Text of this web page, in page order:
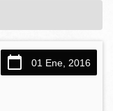
01 Ene, 2016